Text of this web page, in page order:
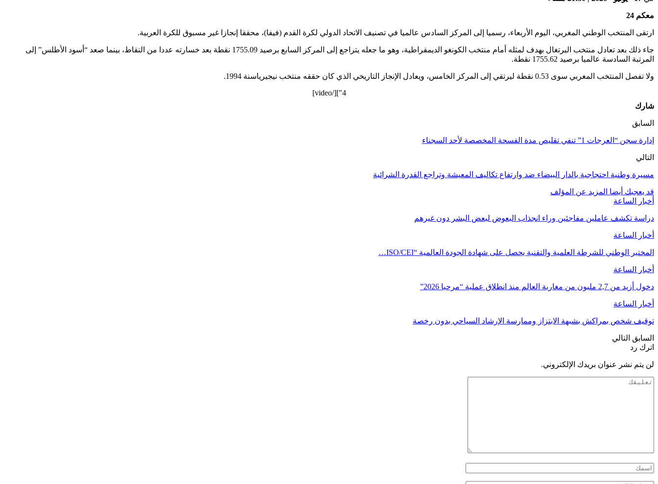
معكم 24
ارتقى المنتخب الوطني المغربي، اليوم الأربعاء، رسميا إلى المركز السادس عالميا في تصنيف الاتحاد الدولي لكرة القدم (فيفا)، محققا إنجازا غير مسبوق للكرة العربية.
جاء ذلك بعد تعادل منتخب البرتغال بهدف لمثله أمام منتخب الكونغو الديمقراطية، وهو ما جعله يتراجع إلى المركز السابع برصيد 1755.09 نقطة بعد خسارته عددا من النقاط، بينما صعد “أسود الأطلس” إلى
المرتبة السادسة عالميا برصيد 1755.62 نقطة.
ولا تفصل المنتخب المغربي سوى 0.53 نقطة ليرتقي إلى المركز الخامس، ويعادل الإنجاز التاريخي الذي كان حققه منتخب نيجيرياسنة 1994.
4"][/video]
شارك
السابق
إدارة سجن “العرجات 1” تنفي تقليص مدة الفسحة المخصصة لأحد السجناء
التالي
مسيرة وطنية احتجاجية بالدار البيضاء ضد وارتفاع تكاليف المعيشة وتراجع القدرة الشرائية
قد يعجبك أيضا المزيد عن المؤلف
أخبار الساعة
دراسة تكشف عاملين مفاجئين وراء انجذاب البعوض لبعض البشر دون غيرهم
أخبار الساعة
المختبر الوطني للشرطة العلمية والتقنية يحصل على شهادة الجودة العالمية “ISO/CEI…
أخبار الساعة
دخول أزيد من 2,7 مليون من مغاربة العالم منذ انطلاق عملية “مرحبا 2026”
أخبار الساعة
توقيف شخص بمراكش بشبهة الابتزاز وممارسة الإرشاد السياحي بدون رخصة
السابق التالي
اترك رد
لن يتم نشر عنوان بريدك الإلكتروني.